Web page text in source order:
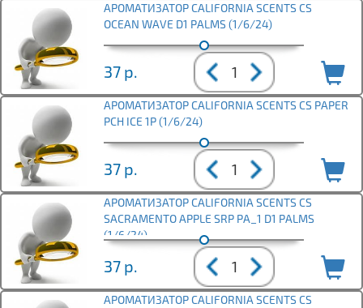
АРОМАТИЗАТОР CALIFORNIA SCENTS CS
OCEAN WAVE D1 PALMS (1/6/24)
37 р.
АРОМАТИЗАТОР CALIFORNIA SCENTS CS PAPER
PCH ICE 1P (1/6/24)
37 р.
АРОМАТИЗАТОР CALIFORNIA SCENTS CS
SACRAMЕNTO APPLE SRP PA_1 D1 PALMS
(1/6/24)
37 р.
АРОМАТИЗАТОР CALIFORNIA SCENTS CS